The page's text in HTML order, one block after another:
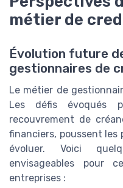
métier de
Évolution future
gestionnaires de
Le métier de
Les défis évoqués
recouvrement de
financiers, poussent les
évoluer. Voici
envisageables pour
entreprises :